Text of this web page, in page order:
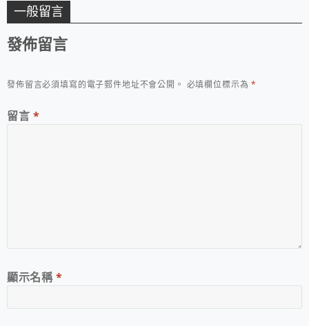
一般留言
發佈留言
發佈留言必須填寫的電子郵件地址不會公開。 必填欄位標示為*
留言 *
顯示名稱*